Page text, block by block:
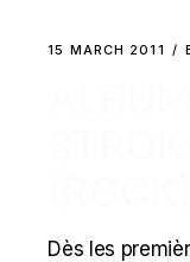
15 MARCH 2011
Dès les